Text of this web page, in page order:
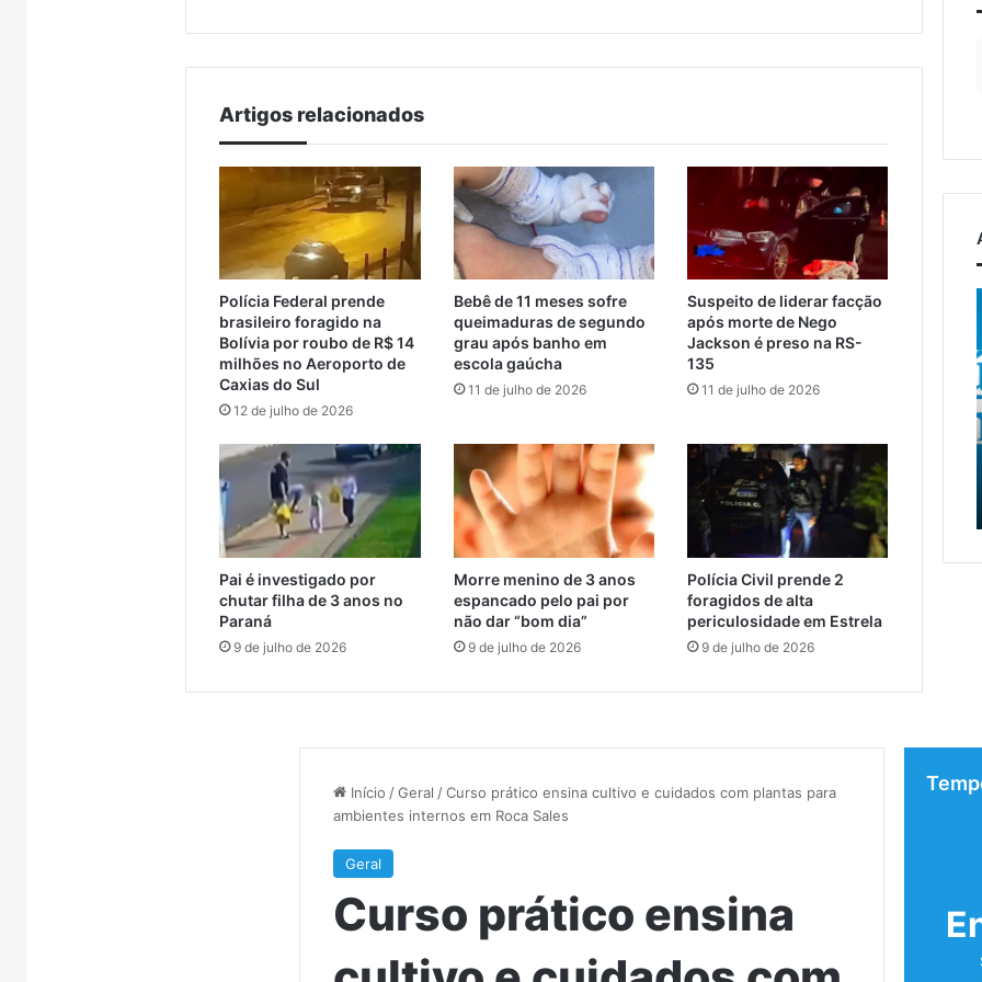
Artigos relacionados
Polícia Federal prende
brasileiro foragido na
Bolívia por roubo de R$ 14
milhões no Aeroporto de
Caxias do Sul
12 de julho de 2026
Bebê de 11 meses sofre
queimaduras de segundo
grau após banho em
escola gaúcha
11 de julho de 2026
Suspeito de liderar facção
após morte de Nego
Jackson é preso na RS-
135
11 de julho de 2026
Pai é investigado por
chutar filha de 3 anos no
Paraná
9 de julho de 2026
Morre menino de 3 anos
espancado pelo pai por
não dar “bom dia”
9 de julho de 2026
Polícia Civil prende 2
foragidos de alta
periculosidade em Estrela
9 de julho de 2026
EGR
recebe
projeto
de
reconstrução
entre
Encantado
e
Muçum
vai
iniciar
a
contratação
obra
5 de agosto de 2026
EGR recebe projeto de
entre Encantado e Muçum
e vai iniciar a contratação
da obra
Curso
prático
ensina
e
plantas
para
ambientes
internos
em
Roca
Sales
6 de agosto de 2026
Curso prático ensina
cultivo e cuidados
plantas para
internos em Roca